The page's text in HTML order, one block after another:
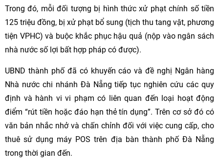
Trong đó, mỗi đối tượng bị hình thức xử phạt chính số tiền
125 triệu đồng, bị xử phạt bổ sung (tịch thu tang vật, phương
tiện VPHC) và buộc khắc phục hậu quả (nộp vào ngân sách
nhà nước số lợi bất hợp pháp có được).
UBND thành phố đã có khuyến cáo và đề nghị Ngân hàng
Nhà nước chi nhánh Đà Nẵng tiếp tục nghiên cứu các quy
định và hành vi vi phạm có liên quan đến loại hoạt động
điểm “rút tiền hoặc đáo hạn thẻ tín dụng”. Trên cơ sở đó có
văn bản nhắc nhở và chấn chỉnh đối với việc cung cấp, cho
thuê sử dụng máy POS trên địa bàn thành phố Đà Nẵng
trong thời gian đến.